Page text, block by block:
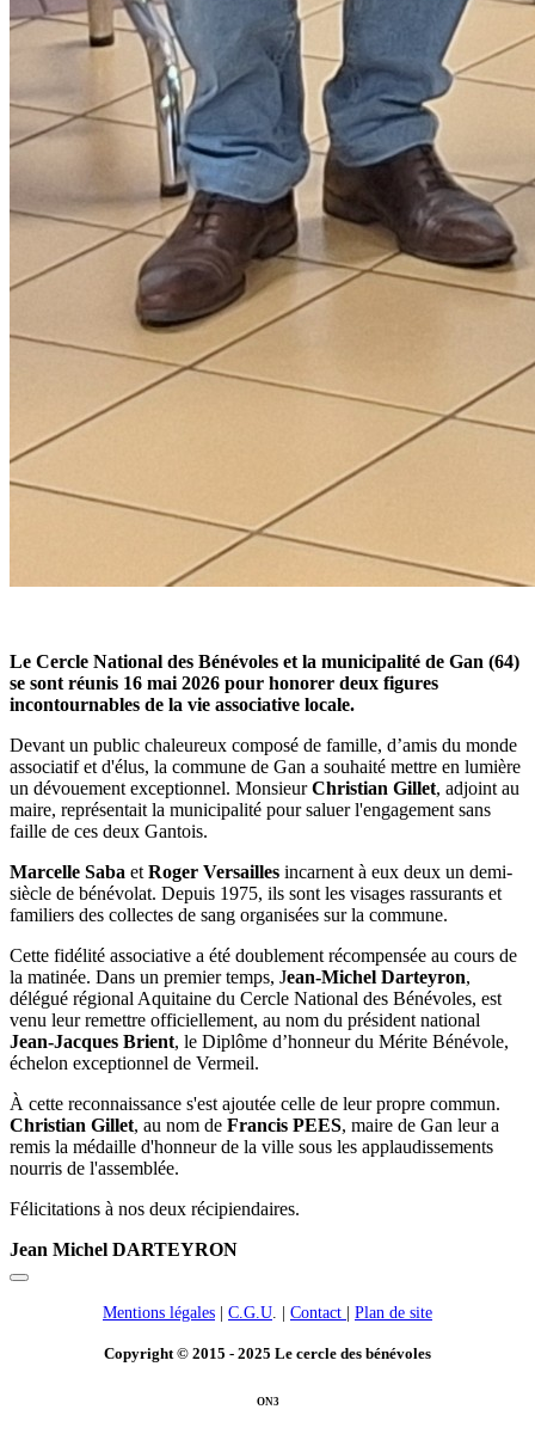
Le Cercle National des Bénévoles et la municipalité de Gan (64)
se sont réunis 16 mai 2026 pour honorer deux figures
incontournables de la vie associative locale.
Devant un public chaleureux composé de famille, d’amis du monde
associatif et d'élus, la commune de Gan a souhaité mettre en lumière
un dévouement exceptionnel. MonsieurChristian Gillet, adjoint au
maire, représentait la municipalité pour saluer l'engagement sans
faille de ces deux Gantois.
Marcelle Saba et Roger Versailles incarnent à eux deux un demi-
siècle de bénévolat. Depuis 1975, ils sont les visages rassurants et
familiers des collectes de sang organisées sur la commune.
Cette fidélité associative a été doublement récompensée au cours de
la matinée. Dans un premier temps, Jean-Michel Darteyron,
délégué régional Aquitaine du Cercle National des Bénévoles, est
venu leur remettre officiellement, au nom du président national
Jean-Jacques Brient, le Diplôme d’honneur du Mérite Bénévole,
échelon exceptionnel de Vermeil.
À cette reconnaissance s'est ajoutée celle de leur propre commun.
Christian Gillet, au nom de Francis PEES, maire de Gan leur a
remis la médaille d'honneur de la ville sous les applaudissements
nourris de l'assemblée.
Félicitations à nos deux récipiendaires.
Jean Michel DARTEYRON
Mentions légales C.G.U Contact Plan de site
Copyright © 2015 - 2025 Le cercle des bénévoles
ON3